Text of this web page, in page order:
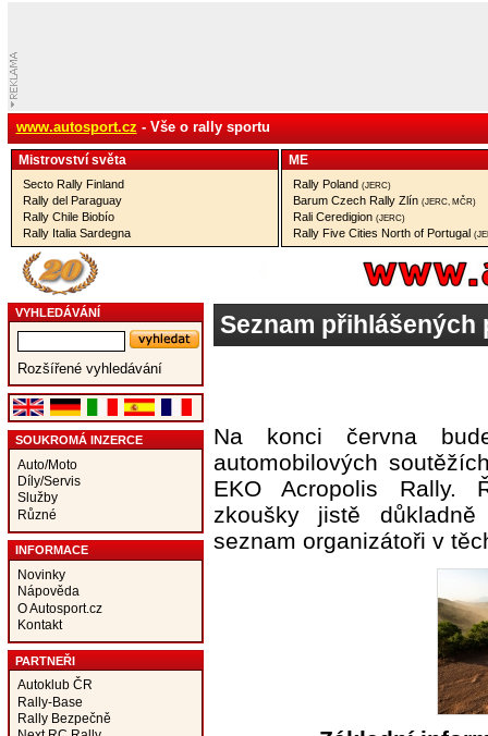
www.autosport.cz - Vše o rally sportu
Mistrovství­ světa
Secto Rally Finland
Rally del Paraguay
Rally Chile Biobío
Rally Italia Sardegna
ME
Rally Poland (JERC)
Barum Czech Rally Zlín (JERC, MČR)
Rali Ceredigion (JERC)
Rally Five Cities North of Portugal
VYHLEDÁVÁNÍ
Rozšířené vyhledávání
SOUKROMÁ INZERCE
Auto/Moto
Díly/Servis
Služby
Různé
INFORMACE
Novinky
Nápověda
O Autosport.cz
Kontakt
PARTNEŘI
Autoklub ČR
Rally-Base
Rally Bezpečně
Seznam přihlášených
Na konci června
automobilových
EKO Acropolis Rally.
zkoušky jistě
seznam organizátoři v